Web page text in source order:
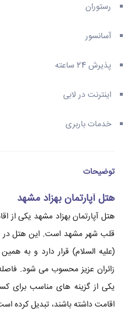
رستوران
آسانسور
پذیرش 24 ساعته
اینترنت در لابی
خدمات باربری
توضیحات
هتل آپارتمان بهزاد مشهد
هتل آپارتمان بهزاد مشهد یکی از
قلب شهر مشهد است. این هتل در
(علیه السلام) قرار دارد و به
زائران عزیز محسوب می شود.
یکی از گزینه های مناسب برای
اقامت داشته باشند، تبدیل کرده